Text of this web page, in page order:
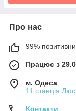
Про нас
99%
Працює з
м. Одеса
11 станція
Контакти